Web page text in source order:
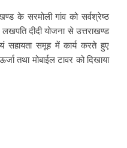
के सरमोली गांव को सर्वश्रेष्ठ
लखपति दीदी योजना से उत्तराखण्ड
सहायता समूह में कार्य करते हुए
तथा मोबाईल टावर को दिखाया